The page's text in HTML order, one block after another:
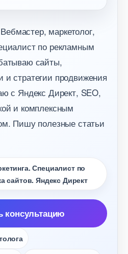
маркетолог,
по рекламным
сайты,
и стратегии продвижения
с Яндекс Директ, SEO,
и комплексным
Пишу полезные статьи
Специалист по
сайтов. Яндекс Директ
консультацию